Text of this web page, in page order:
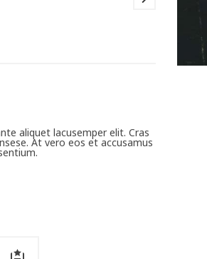
aliquet lacusemper elit. Cras
At vero eos et accusamus